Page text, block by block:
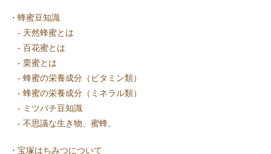
・ 蜂蜜豆知識
- 天然蜂蜜とは
- 百花蜜とは
- 栗蜜とは
- 蜂蜜の栄養成分（ビタミン類）
- 蜂蜜の栄養成分（ミネラル類）
- ミツバチ豆知識
- 不思議な生き物、蜜蜂。
・ 宝塚はちみつについて